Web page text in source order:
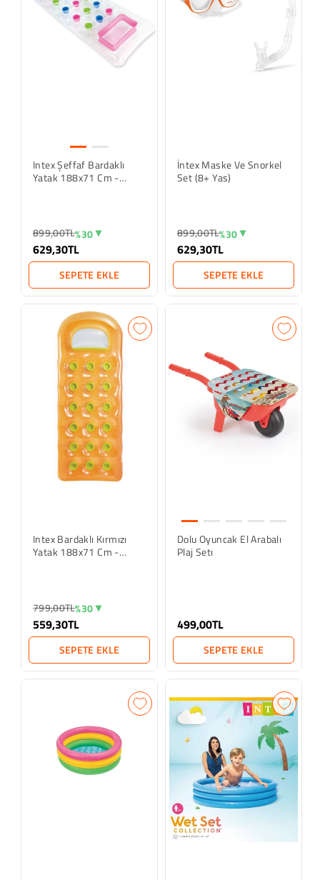
Intex Şeffaf Bardaklı
Yatak 188x71 Cm -
899,00TL%30
629,30TL
SEPETE EKLE
İntex Maske Ve Snorkel
Set (8+ Yas)
899,00TL%30
629,30TL
SEPETE EKLE
Intex Bardaklı Kırmızı
Yatak 188x71 Cm -
799,00TL%30
559,30TL
SEPETE EKLE
Dolu Oyuncak El Arabalı
Plaj Setı
499,00TL
SEPETE EKLE